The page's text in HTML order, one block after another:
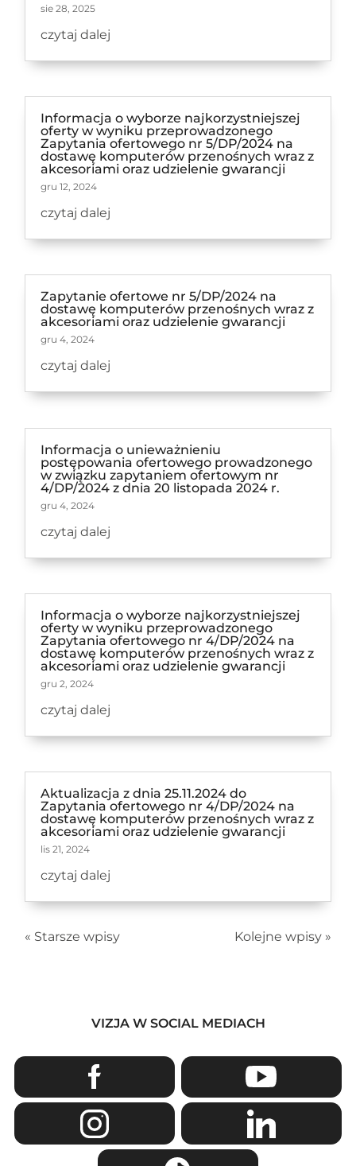
sie 28, 2025
czytaj dalej
Informacja o wyborze najkorzystniejszej
oferty w wyniku przeprowadzonego
Zapytania ofertowego nr 5/DP/2024 na
dostawę komputerów przenośnych wraz z
akcesoriami oraz udzielenie gwarancji
gru 12, 2024
czytaj dalej
Zapytanie ofertowe nr 5/DP/2024 na
dostawę komputerów przenośnych wraz z
akcesoriami oraz udzielenie gwarancji
gru 4, 2024
czytaj dalej
Informacja o unieważnieniu
postępowania ofertowego prowadzonego
w związku zapytaniem ofertowym nr
4/DP/2024 z dnia 20 listopada 2024 r.
gru 4, 2024
czytaj dalej
Informacja o wyborze najkorzystniejszej
oferty w wyniku przeprowadzonego
Zapytania ofertowego nr 4/DP/2024 na
dostawę komputerów przenośnych wraz z
akcesoriami oraz udzielenie gwarancji
gru 2, 2024
czytaj dalej
Aktualizacja z dnia 25.11.2024 do
Zapytania ofertowego nr 4/DP/2024 na
dostawę komputerów przenośnych wraz z
akcesoriami oraz udzielenie gwarancji
lis 21, 2024
czytaj dalej
« Starsze wpisy Kolejne wpisy »
VIZJA W SOCIAL MEDIACH